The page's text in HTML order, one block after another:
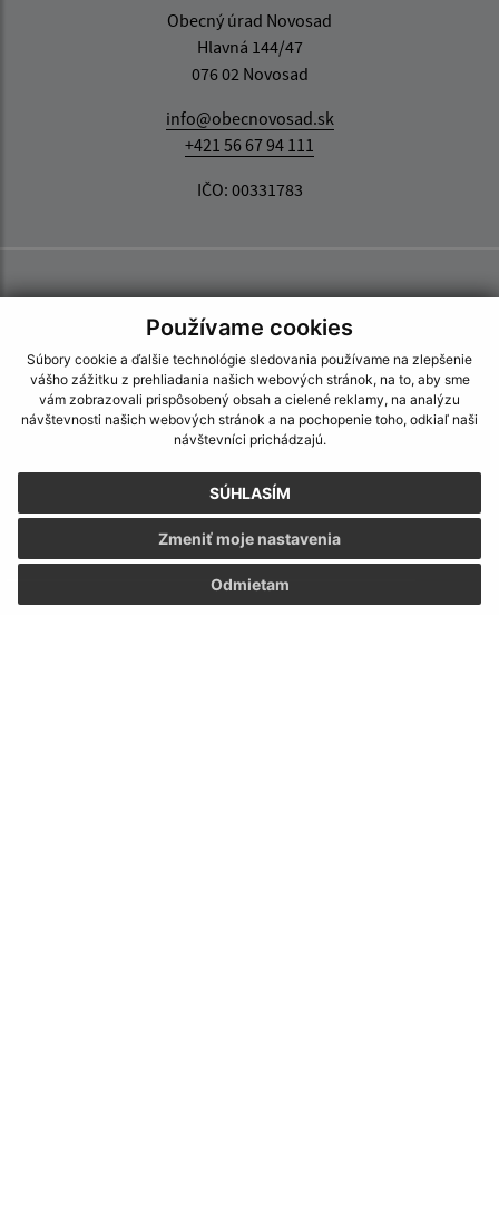
Používame cookies
Súbory cookie a ďalšie technológie sledovania používame na zlepšenie
vášho zážitku z prehliadania našich webových stránok, na to, aby sme
vám zobrazovali prispôsobený obsah a cielené reklamy, na analýzu
návštevnosti našich webových stránok a na pochopenie toho, odkiaľ naši
návštevníci prichádzajú.
SÚHLASÍM
Odmietam
Zmeniť moje nastavenia
Obecný úrad Novosad
Hlavná 144/47
076 02 Novosad
info@obecnovosad.sk
+421 56 67 94 111
IČO: 00331783
Informácie o stránke: